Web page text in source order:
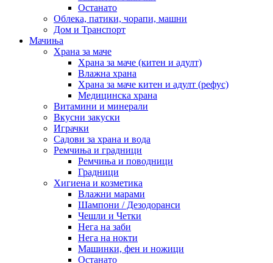
Останато
Облека, патики, чорапи, машни
Дом и Транспорт
Мачиња
Храна за маче
Храна за маче (китен и адулт)
Влажна храна
Храна за маче китен и адулт (рефус)
Медицинска храна
Витамини и минерали
Вкусни закуски
Играчки
Садови за храна и вода
Ремчиња и градници
Ремчиња и поводници
Градници
Хигиена и козметика
Влажни марами
Шампони / Дезодоранси
Чешли и Четки
Нега на заби
Нега на нокти
Машинки, фен и ножици
Останато